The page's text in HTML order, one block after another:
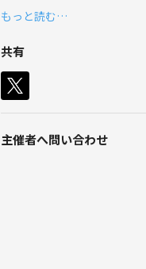
らアカペラまで幅
ボイトレが初めて
今まであらゆるト
🎥 クリスマスライブの動画で
ー Hail Holy Queen ー
https://youtu.be/
2月から講師不在でスター
初心者さんも安心して、楽
数か月に一度、ママフェス
もっと読む…
共有
主催者へ問い合わせ